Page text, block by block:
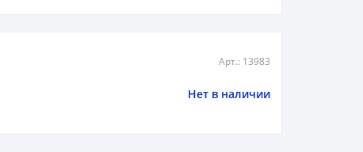
Арт.: 13983
Нет в наличии